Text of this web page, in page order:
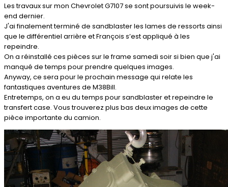
Les travaux sur mon Chevrolet G7107 se sont poursuivis le week-
end dernier.
J'ai finalement terminé de sandblaster les lames de ressorts ainsi
que le différentiel arrière et François s’est appliqué à les
repeindre.
On a réinstallé ces pièces sur le frame samedi soir si bien que j'ai
manqué de temps pour prendre quelques images.
Anyway, ce sera pour le prochain message qui relate les
fantastiques aventures de M38Bill.
Entretemps, on a eu du temps pour sandblaster et repeindre le
transfert case. Vous trouverez plus bas deux images de cette
pièce importante du camion.